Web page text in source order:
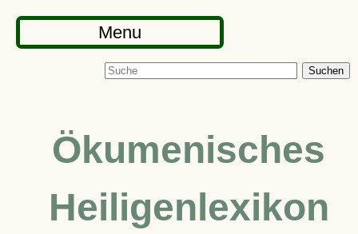
Menu
Suchen
Ökumenisches
Heiligenlexikon